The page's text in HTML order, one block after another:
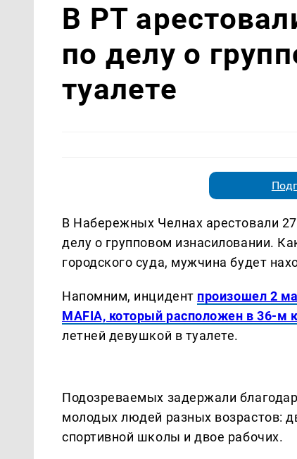
В РТ
по делу о
туалете
В Набережных Челнах арестовали
делу о групповом изнасиловании.
городского суда, мужчина будет
Напомним, инцидент произошел 2
MAFIA, который расположен в 36-м
летней девушкой в туалете.
Подозреваемых задержали
молодых людей разных возрастов:
спортивной школы и двое рабочих.